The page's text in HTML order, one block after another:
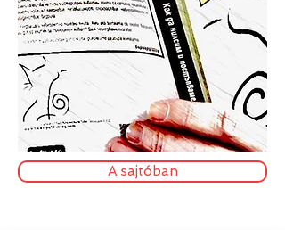
A sajtóban